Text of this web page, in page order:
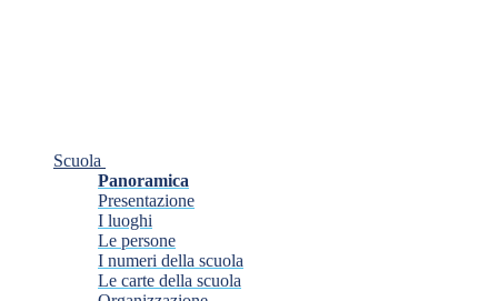
Scuola
Panoramica
Presentazione
I luoghi
Le persone
I numeri della scuola
Le carte della scuola